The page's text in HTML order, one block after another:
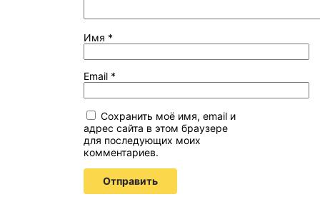
Имя *
Email *
Сохранить моё имя, email и
адрес сайта в этом браузере
для последующих моих
комментариев.